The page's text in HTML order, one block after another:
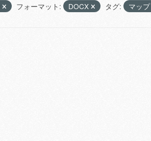
フォーマット: DOCX タグ: マップ